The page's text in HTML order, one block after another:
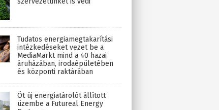
Tudatos energiamegtakarítási
intézkedéseket vezet be a
MediaMarkt mind a 40 hazai
áruházában, irodaépületében
és központi raktárában
Öt új energiatárolót állított
üzembe a Futureal Energy